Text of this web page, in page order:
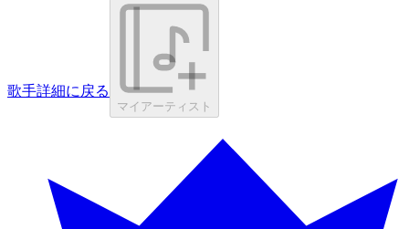
歌手詳細に戻る
マイアーティスト